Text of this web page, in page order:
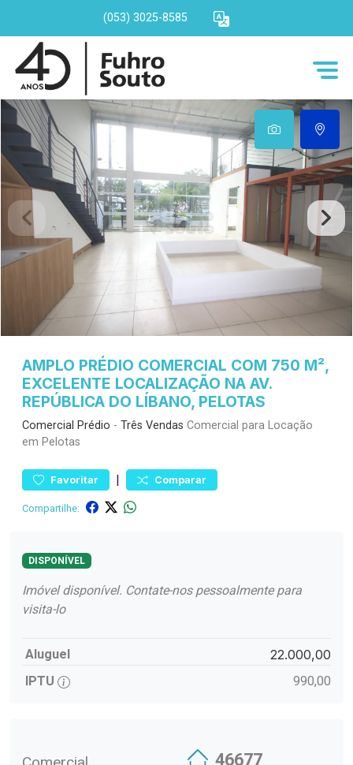
(053) 3025-8585
AMPLO PRÉDIO COMERCIAL COM 750 M²,
EXCELENTE LOCALIZAÇÃO NA AV.
REPÚBLICA DO LÍBANO, PELOTAS
Comercial Prédio - Três Vendas Comercial para Locação
em Pelotas
Favoritar | Comparar
Compartilhe:
DISPONÍVEL
Imóvel disponível. Contate-nos pessoalmente para
visita-lo
Aluguel 22.000,00
IPTU 990,00
46677